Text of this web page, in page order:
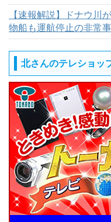
【速報解説】ドナウ
物船も運航停止の非常
北さんのテレショッ